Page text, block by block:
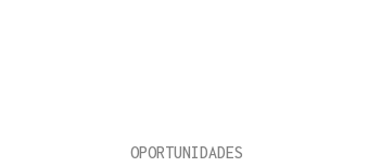
OPORTUNIDADES